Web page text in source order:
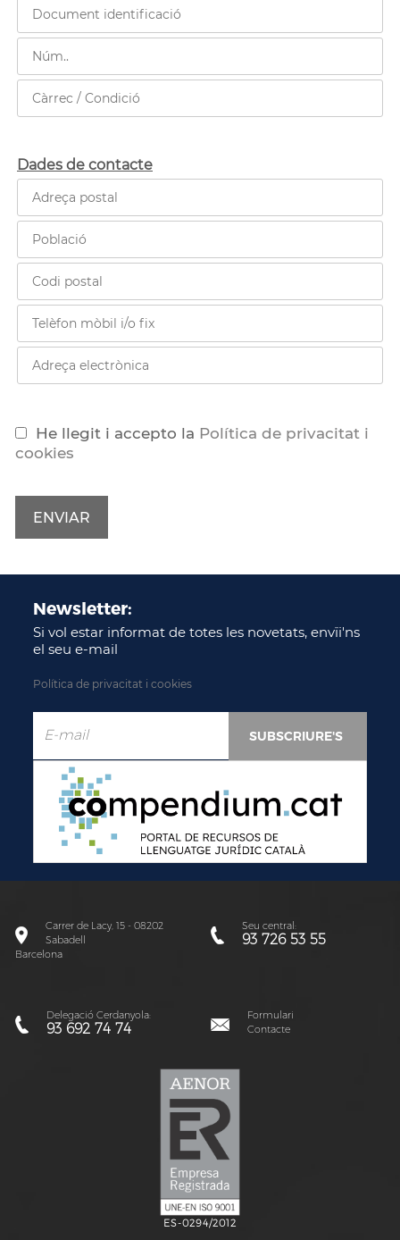
Dades de contacte
He llegit i accepto la Política de privacitat i
cookies
Newsletter:
Si vol estar informat de totes les novetats, envïi'ns
el seu e-mail
Política de privacitat i cookies
Carrer de Lacy, 15 - 08202
Sabadell
Barcelona
Seu central:
93 726 53 55
Delegació Cerdanyola:
93 692 74 74
Formulari
Contacte
ES-0294/2012